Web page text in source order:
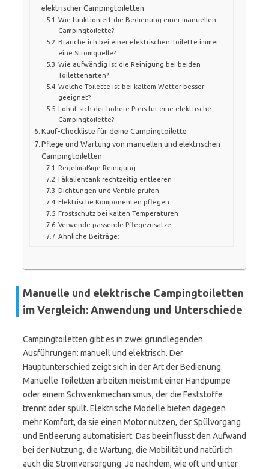
elektrischer Campingtoiletten
Wie funktioniert die Bedienung einer manuellen
Campingtoilette?
Brauche ich bei einer elektrischen Toilette immer
eine Stromquelle?
Wie aufwändig ist die Reinigung bei beiden
Toilettenarten?
Welche Toilette ist bei kaltem Wetter besser
geeignet?
Lohnt sich der höhere Preis für eine elektrische
Campingtoilette?
Kauf-Checkliste für deine Campingtoilette
Pflege und Wartung von manuellen und elektrischen
Campingtoiletten
Regelmäßige Reinigung
Fäkalientank rechtzeitig entleeren
Dichtungen und Ventile prüfen
Elektrische Komponenten pflegen
Frostschutz bei kalten Temperaturen
Verwende passende Pflegezusätze
Ähnliche Beiträge:
Manuelle und elektrische Campingtoiletten
im Vergleich: Anwendung und Unterschiede
Campingtoiletten gibt es in zwei grundlegenden
Ausführungen: manuell und elektrisch. Der
Hauptunterschied zeigt sich in der Art der Bedienung.
Manuelle Toiletten arbeiten meist mit einer Handpumpe
oder einem Schwenkmechanismus, der die Feststoffe
trennt oder spült. Elektrische Modelle bieten dagegen
mehr Komfort, da sie einen Motor nutzen, der Spülvorgang
und Entleerung automatisiert. Das beeinflusst den Aufwand
bei der Nutzung, die Wartung, die Mobilität und natürlich
auch die Stromversorgung. Je nachdem, wie oft und unter